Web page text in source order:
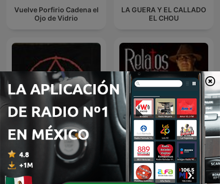
Vuelve Porfirio Cadena el
Ojo de Vidrio
LA GUERA Y EL CALLADO
EL CHOU
Paranormal
Relatos por Santiago
Segovia